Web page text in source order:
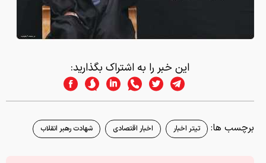
این خبر را به اشتراک بگذارید:
برچسب ها: تیتر اخبار اخبار اقتصادی شهادت رهبر انقلاب